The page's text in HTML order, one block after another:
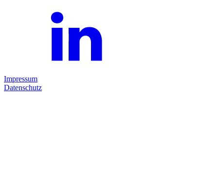
Impressum
Datenschutz